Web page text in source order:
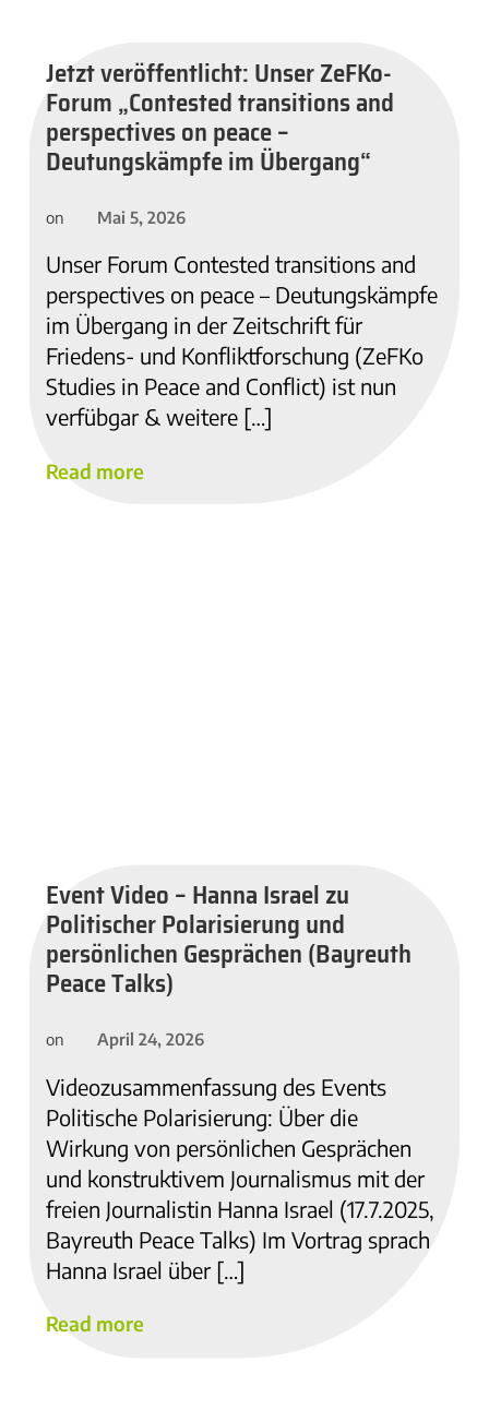
Jetzt veröffentlicht: Unser ZeFKo-
Forum „Contested transitions and
perspectives on peace –
Deutungskämpfe im Übergang“
on Mai 5, 2026
Unser Forum Contested transitions and
perspectives on peace – Deutungskämpfe
im Übergang in der Zeitschrift für
Friedens- und Konfliktforschung (ZeFKo
Studies in Peace and Conflict) ist nun
verfübgar & weitere […]
Read more
Event Video – Hanna Israel zu
Politischer Polarisierung und
persönlichen Gesprächen (Bayreuth
Peace Talks)
on April 24, 2026
Videozusammenfassung des Events
Politische Polarisierung: Über die
Wirkung von persönlichen Gesprächen
und konstruktivem Journalismus mit der
freien Journalistin Hanna Israel (17.7.2025,
Bayreuth Peace Talks) Im Vortrag sprach
Hanna Israel über […]
Read more